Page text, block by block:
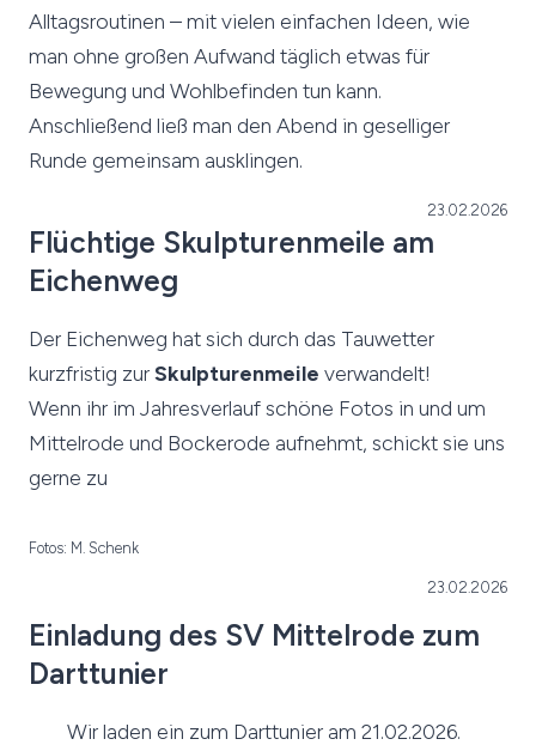
Alltagsroutinen – mit vielen einfachen Ideen, wie
man ohne großen Aufwand täglich etwas für
Bewegung und Wohlbefinden tun kann.
Anschließend ließ man den Abend in geselliger
Runde gemeinsam ausklingen.
23.02.2026
Flüchtige Skulpturenmeile am
Eichenweg
Der Eichenweg hat sich durch das Tauwetter
kurzfristig zurSkulpturenmeile verwandelt!
Wenn ihr im Jahresverlauf schöne Fotos in und um
Mittelrode und Bockerode aufnehmt, schickt sie uns
gerne zu
Fotos: M. Schenk
23.02.2026
Einladung des SV Mittelrode zum
Darttunier
Wir laden ein zum Darttunier am 21.02.2026.